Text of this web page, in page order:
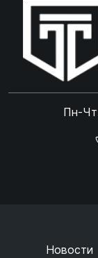
Пн-
Новости
Online чат
Online чат